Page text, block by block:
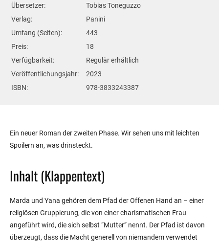
Übersetzer:
Tobias Toneguzzo
Verlag:
Panini
Umfang (Seiten):
443
Preis:
18
Verfügbarkeit:
Regulär erhältlich
Veröffentlichungsjahr:
2023
ISBN:
978-3833243387
Ein neuer Roman der zweiten Phase. Wir sehen uns mit leichten
Spoilern an, was drinsteckt.
Inhalt (Klappentext)
Marda und Yana gehören dem Pfad der Offenen Hand an – einer
religiösen Gruppierung, die von einer charismatischen Frau
angeführt wird, die sich selbst “Mutter” nennt. Der Pfad ist davon
überzeugt, dass die Macht generell von niemandem verwendet